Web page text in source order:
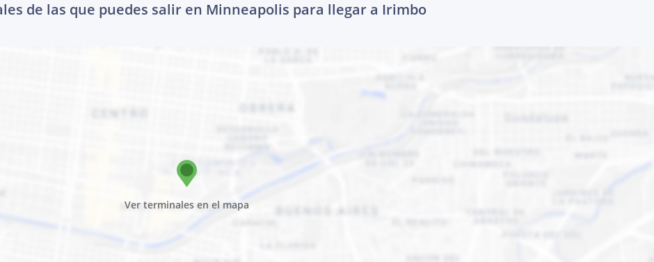
de las que puedes salir en Minneapolis para llegar a Irimbo
Ver terminales en el mapa